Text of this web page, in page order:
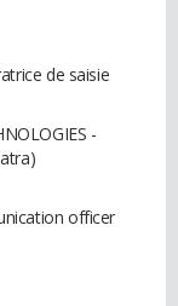
de saisie
-
officer